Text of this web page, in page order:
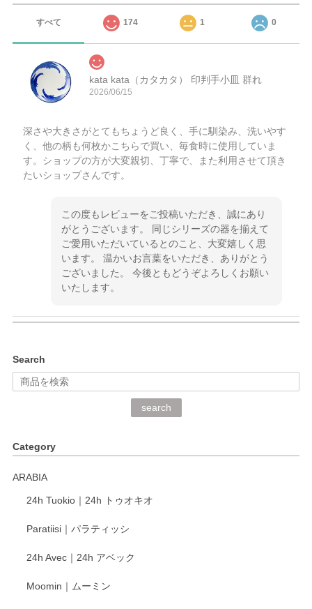
すべて 174 1 0
kata kata（カタカタ） 印判手小皿 群れ
2026/06/15
深さや大きさがとてもちょうど良く、手に馴染み、洗いやす
く、他の柄も何枚かこちらで買い、毎食時に使用していま
す。ショップの方が大変親切、丁寧で、また利用させて頂き
たいショップさんです。
この度もレビューをご投稿いただき、誠にあり
がとうございます。 同じシリーズの器を揃えて
ご愛用いただいているとのこと、大変嬉しく思
います。 温かいお言葉をいただき、ありがとう
ございました。 今後ともどうぞよろしくお願い
いたします。
深さや大きさがとてもちょうど良く、手に馴染み、洗いやす
く、他の柄も何枚かこちらで買い、毎食時に使用していま
く交換して下さいました。
がとうございます。 同じシリーズの器を揃えて
います。 温かいお言葉をいただき、ありがとう
いたします。
Search
search
Category
ARABIA
24h Tuokio｜24h トゥオキオ
Paratiisi｜パラティッシ
24h Avec｜24h アベック
Moomin｜ムーミン